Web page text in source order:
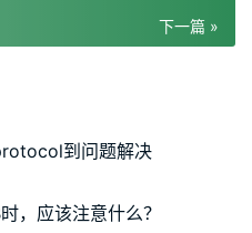
下一篇 »
到问题解决
，应该注意什么？